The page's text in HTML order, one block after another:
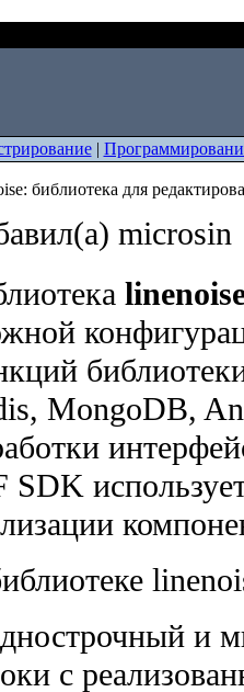
|
библиотека для
microsin
MongoDB,
SDK
и
с